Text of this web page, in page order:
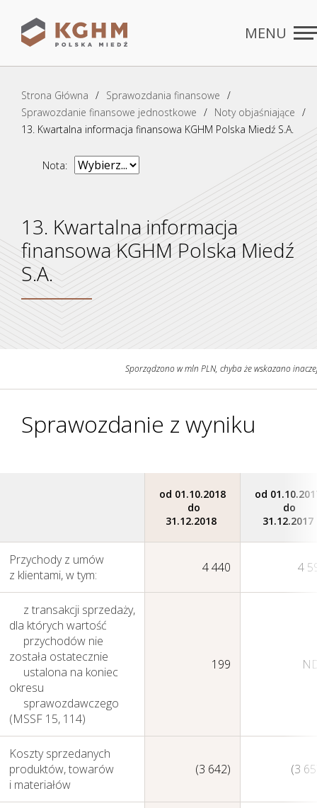
Rozdziały
Grupa KGHM i Nasze
Jak tworzymy wartość
MENU
Strona Główna
Sprawozdania finansowe
Sprawozdanie finansowe jednostkowe
Noty objaśniające
13. Kwartalna informacja finansowa KGHM Polska Miedź S.A.
Nota:
13. Kwartalna informacja
finansowa KGHM Polska Miedź
S.A.
Sporządzono w mln PLN, chyba że wskazano
Sprawozdanie z wyniku
od 01.10.2018
do
31.12.2018
od
do
31.12.2017
Przychody z umów
z klientami, w tym:
4 440 4
z transakcji sprzedaży,
dla których wartość
przychodów nie
została ostatecznie
ustalona na koniec
okresu
sprawozdawczego
(MSSF 15, 114)
199
Koszty sprzedanych
produktów, towarów
i materiałów
(3 642) (3